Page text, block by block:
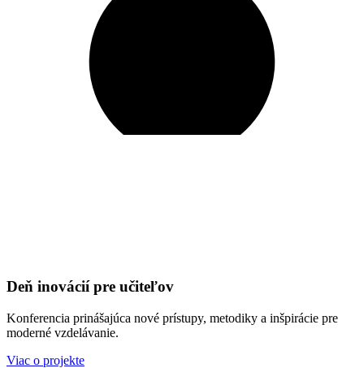
Deň inovácií pre učiteľov
Konferencia prinášajúca nové prístupy, metodiky a inšpirácie pre
moderné vzdelávanie.
Viac o projekte